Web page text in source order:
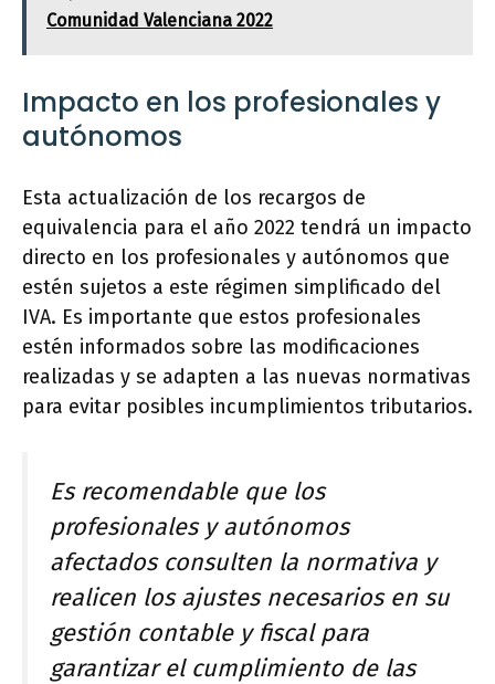
Comunidad Valenciana 2022
Impacto en los profesionales y
autónomos
Esta actualización de los recargos de
equivalencia para el año 2022 tendrá un impacto
directo en los profesionales y autónomos que
estén sujetos a este régimen simplificado del
IVA. Es importante que estos profesionales
estén informados sobre las modificaciones
realizadas y se adapten a las nuevas normativas
para evitar posibles incumplimientos tributarios.
Es recomendable que los
profesionales y autónomos
afectados consulten la normativa y
realicen los ajustes necesarios en su
gestión contable y fiscal para
garantizar el cumplimiento de las